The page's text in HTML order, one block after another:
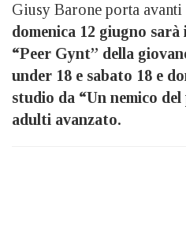
Giusy Barone porta
domenica 12 giugno
“Peer Gynt” della
under 18 e sabato 18 e
studio da “Un nemico
adulti avanzato.